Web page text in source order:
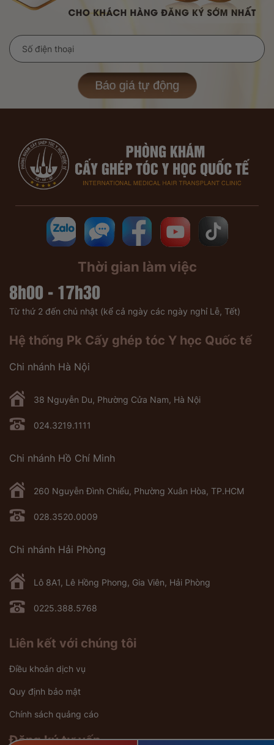
Báo giá tự động
Thời gian làm việc
8h00 - 17h30
Từ thứ 2 đến chủ nhật (kể cả ngày các ngày nghỉ Lễ, Tết)
Hệ thống Pk Cấy ghép tóc Y học Quốc tế
Chi nhánh Hà Nội
38 Nguyễn Du, Phường Cửa Nam, Hà Nội
024.3219.1111
Chi nhánh Hồ Chí Minh
260 Nguyễn Đình Chiểu, Phường Xuân Hòa, TP.HCM
028.3520.0009
Chi nhánh Hải Phòng
Lô 8A1, Lê Hồng Phong, Gia Viên, Hải Phòng
0225.388.5768
Liên kết với chúng tôi
Điều khoản dịch vụ
Quy định bảo mật
Chính sách quảng cáo
Đăng ký tư vấn